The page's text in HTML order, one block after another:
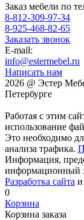
Заказ мебели по
8-812-309-97-34
8-925-468-82-65
Заказать звонок
E-mail:
info@estermebel.ru
Написать нам
2026 @ Эстер
Петербурге
Работая с этим
использование
Это необходимо
анализа трафика.
Информация,
информационный
Разработка сайта и
0
Корзина
Корзина заказа